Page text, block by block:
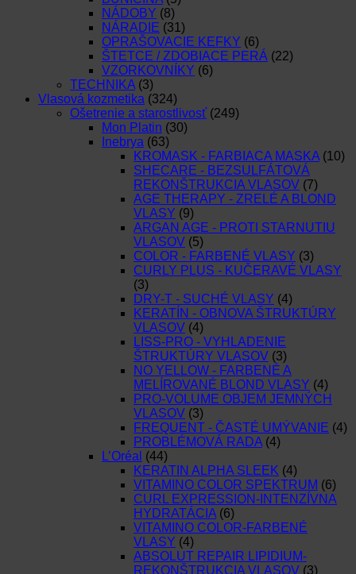
NÁDOBY (8)
NÁRADIE (31)
OPRAŠOVACIE KEFKY (6)
ŠTETCE / ZDOBIACE PERÁ (22)
VZORKOVNÍKY (6)
TECHNIKA (3)
Vlasová kozmetika (324)
Ošetrenie a starostlivosť (249)
Mon Platin (30)
Inebrya (63)
KROMASK - FARBIACA MASKA (10)
SHECARE - BEZSULFÁTOVÁ
REKONŠTRUKCIA VLASOV (7)
AGE THERAPY - ZRELÉ A BLOND
VLASY (9)
ARGAN AGE - PROTI STARNUTIU
VLASOV (5)
COLOR - FARBENÉ VLASY (3)
CURLY PLUS - KUČERAVÉ VLASY
(3)
DRY-T - SUCHÉ VLASY (4)
KERATÍN - OBNOVA ŠTRUKTÚRY
VLASOV (4)
LISS-PRO - VYHLADENIE
ŠTRUKTÚRY VLASOV (3)
NO YELLOW - FARBENÉ A
MELÍROVANÉ BLOND VLASY (4)
PRO-VOLUME OBJEM JEMNÝCH
VLASOV (3)
FREQUENT - ČASTÉ UMÝVANIE (4)
PROBLÉMOVÁ RADA (4)
L’Oréal (44)
KERATIN ALPHA SLEEK (4)
VITAMINO COLOR SPEKTRUM (6)
CURL EXPRESSION-INTENZÍVNA
HYDRATÁCIA (6)
VITAMINO COLOR-FARBENÉ
VLASY (4)
ABSOLUT REPAIR LIPIDIUM-
REKONŠTRUKCIA VLASOV (3)